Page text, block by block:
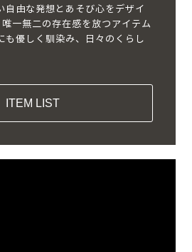
自由な発想とあそび心をデザイ
一無二の存在感を放つアイテム
も優しく馴染み、日々のくらし
ITEM LIST